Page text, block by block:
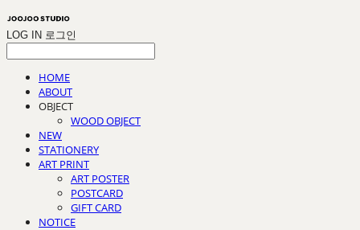
LOG IN 로그인
HOME
ABOUT
OBJECT
WOOD OBJECT
NEW
STATIONERY
ART PRINT
ART POSTER
POSTCARD
GIFT CARD
NOTICE